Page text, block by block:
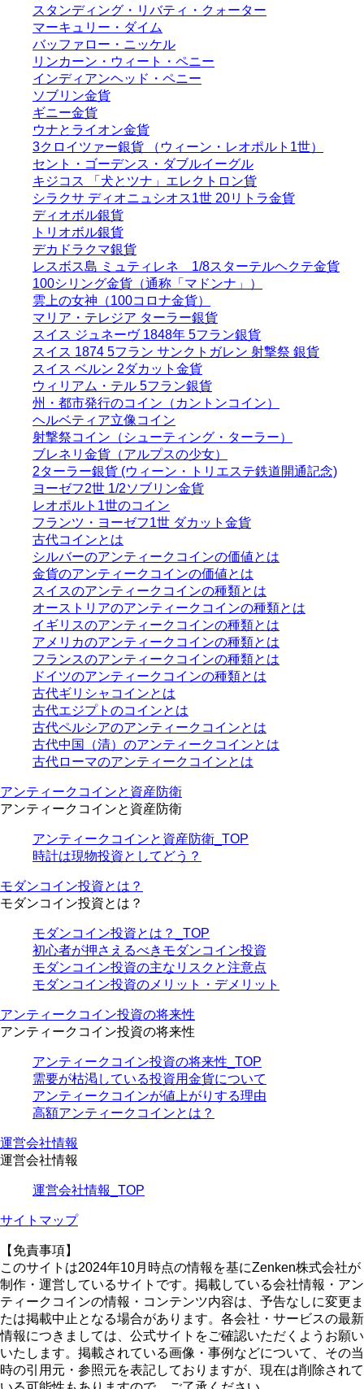
スタンディング・リバティ・クォーター
マーキュリー・ダイム
バッファロー・ニッケル
リンカーン・ウィート・ペニー
インディアンヘッド・ペニー
ソブリン金貨
ギニー金貨
ウナとライオン金貨
3クロイツァー銀貨 （ウィーン・レオポルト1世）
セント・ゴーデンス・ダブルイーグル
キジコス 「犬とツナ」エレクトロン貨
シラクサ ディオニュシオス1世 20リトラ金貨
ディオボル銀貨
トリオボル銀貨
デカドラクマ銀貨
レスボス島 ミュティレネ 1/8スターテルヘクテ金貨
100シリング金貨（通称「マドンナ」）
雲上の女神（100コロナ金貨）
マリア・テレジア ターラー銀貨
スイス ジュネーヴ 1848年 5フラン銀貨
スイス 1874 5フラン サンクトガレン 射撃祭 銀貨
スイス ベルン 2ダカット金貨
ウィリアム・テル 5フラン銀貨
州・都市発行のコイン（カントンコイン）
ヘルベティア立像コイン
射撃祭コイン（シューティング・ターラー）
ブレネリ金貨（アルプスの少女）
2ターラー銀貨 (ウィーン・トリエステ鉄道開通記念)
ヨーゼフ2世 1/2ソブリン金貨
レオポルト1世のコイン
フランツ・ヨーゼフ1世 ダカット金貨
古代コインとは
シルバーのアンティークコインの価値とは
金貨のアンティークコインの価値とは
スイスのアンティークコインの種類とは
オーストリアのアンティークコインの種類とは
イギリスのアンティークコインの種類とは
アメリカのアンティークコインの種類とは
フランスのアンティークコインの種類とは
ドイツのアンティークコインの種類とは
古代ギリシャコインとは
古代エジプトのコインとは
古代ペルシアのアンティークコインとは
古代中国（清）のアンティークコインとは
古代ローマのアンティークコインとは
アンティークコインと資産防衛
アンティークコインと資産防衛
アンティークコインと資産防衛_TOP
時計は現物投資としてどう？
モダンコイン投資とは？
モダンコイン投資とは？
モダンコイン投資とは？_TOP
初心者が押さえるべきモダンコイン投資
モダンコイン投資の主なリスクと注意点
モダンコイン投資のメリット・デメリット
アンティークコイン投資の将来性
アンティークコイン投資の将来性
アンティークコイン投資の将来性_TOP
需要が枯渇している投資用金貨について
アンティークコインが値上がりする理由
高額アンティークコインとは？
運営会社情報
運営会社情報
運営会社情報_TOP
サイトマップ
【免責事項】
このサイトは2024年10月時点の情報を基にZenken株式会社が
制作・運営しているサイトです。掲載している会社情報・アン
ティークコインの情報・コンテンツ内容は、予告なしに変更ま
たは掲載中止となる場合があります。各会社・サービスの最新
情報につきましては、公式サイトをご確認いただくようお願い
いたします。掲載されている画像・事例などについて、その当
時の引用元・参照元を表記しておりますが、現在は削除されて